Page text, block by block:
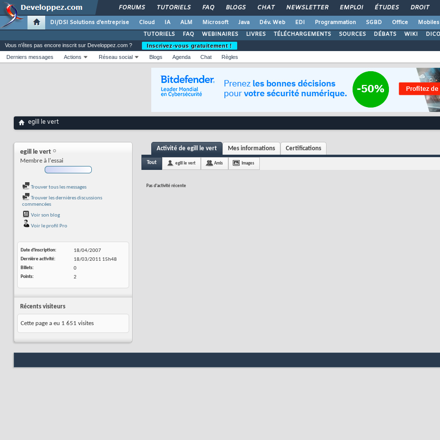
FORUMS TUTORIELS FAQ BLOGS CHAT NEWSLETTER EMPLOI ÉTUDES DROIT
DI/DSI Solutions d'entreprise Cloud IA ALM Microsoft Java Dév. Web EDI Programmation SGBD Office Mobiles
TUTORIELS
FAQ WEBINAIRES LIVRES TÉLÉCHARGEMENTS SOURCES DÉBATS WIKI DICO
Vous n'êtes pas encore inscrit sur Developpez.com ?
Inscrivez-vous gratuitement !
Derniers messages
Actions Réseau social Blogs Agenda Chat Règles
egill le vert
egill le vert
Membre à l'essai
Trouver tous les messages
Trouver les dernières discussions
commencées
Voir son blog
Voir le profil Pro
Date d'inscription
18/04/2007
Dernière activité
18/03/2011 15h48
Billets
0
Points
2
Récents visiteurs
Cette page a eu 1 651 visites
Activité de egill le vert Mes informations Certifications
Tout egill le vert Amis Images
Pas d'activité récente